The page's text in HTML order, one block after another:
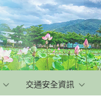
交通安全資訊